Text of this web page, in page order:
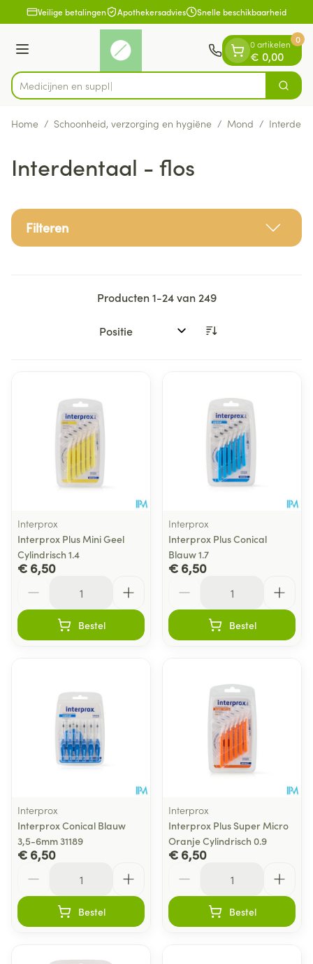
Ga naar de inhoud
1 van 1Veilige betalingen Apothekersadvies Snelle beschikbaarheid
Menu
Product, merk, categorie... Zoek
0 artikelen
€ 0,00
0
Home / Schoonheid, verzorging en hygiëne / Mond /
Interdentaal - flos
Filteren
Producten1-24van 249
Sorteer op:
Interprox
Interprox Plus Mini Geel
Cylindrisch 1.4
€ 6,50
Bestel
Interprox
Interprox Plus Conical
Blauw 1.7
€ 6,50
Bestel
Interprox
Interprox Conical Blauw
3,5-6mm 31189
€ 6,50
Bestel
Interprox
Interprox Plus Super Micro
Oranje Cylindrisch 0.9
€ 6,50
Bestel